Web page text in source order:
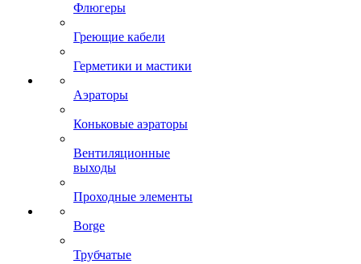
Флюгеры
Греющие кабели
Герметики и мастики
Аэраторы
Коньковые аэраторы
Вентиляционные
выходы
Проходные элементы
Borge
Трубчатые